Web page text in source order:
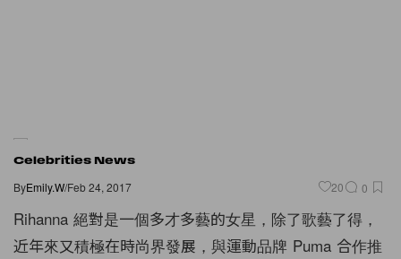
Celebrities News
ByEmily.W/Feb 24, 2017 20 0
Rihanna 絕對是一個多才多藝的女星，除了歌藝了得，
近年來又積極在時尚界發展，與運動品牌 Puma 合作推